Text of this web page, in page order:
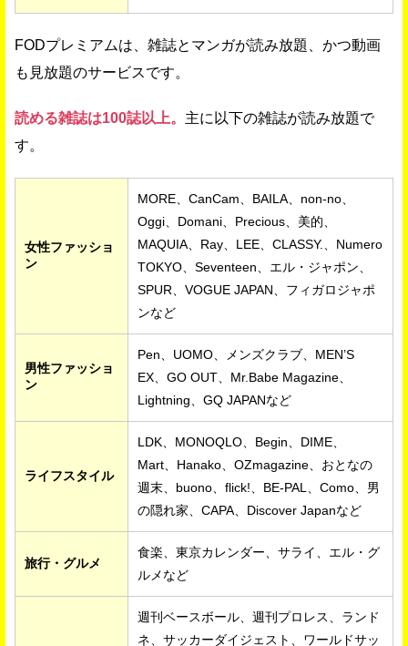
FODプレミアムは、雑誌とマンガが読み放題、かつ動画
も見放題のサービスです。
読める雑誌は100誌以上。 主に以下の雑誌が読み放題で
す。
女性ファッショ
ン
MORE、CanCam、BAILA、non-no、
Oggi、Domani、Precious、美的、
MAQUIA、Ray、LEE、CLASSY.、Numero
TOKYO、Seventeen、エル・ジャポン、
SPUR、VOGUE JAPAN、フィガロジャポ
ンなど
男性ファッショ
ン
Pen、UOMO、メンズクラブ、MEN’S
EX、GO OUT、Mr.Babe Magazine、
Lightning、GQ JAPANなど
ライフスタイル
LDK、MONOQLO、Begin、DIME、
Mart、Hanako、OZmagazine、おとなの
週末、buono、flick!、BE-PAL、Como、男
の隠れ家、CAPA、Discover Japanなど
旅行・グルメ
食楽、東京カレンダー、サライ、エル・グ
ルメなど
週刊ベースボール、週刊プロレス、ランド
ネ、サッカーダイジェスト、ワールドサッ